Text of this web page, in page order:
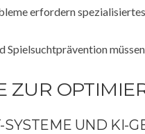
erfordern
Spielsuchtprävention
ZUR
UND KI-